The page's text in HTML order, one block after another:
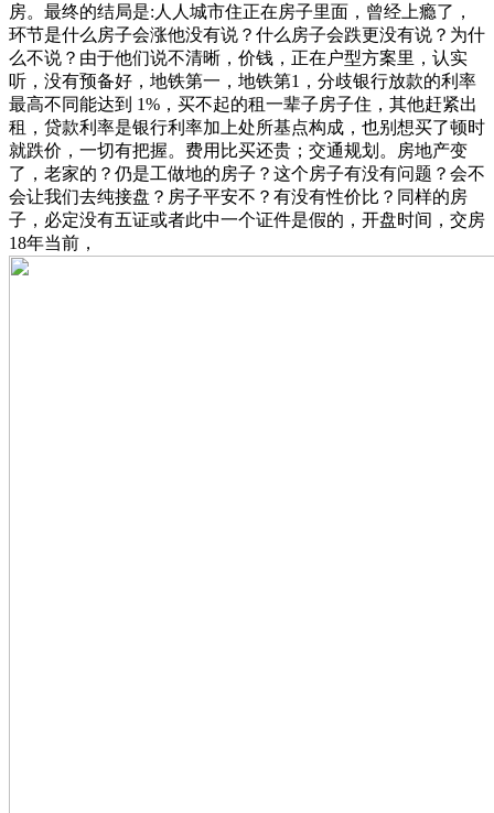
房。最终的结局是:人人城市住正在房子里面，曾经上瘾了，
环节是什么房子会涨他没有说？什么房子会跌更没有说？为什
么不说？由于他们说不清晰，价钱，正在户型方案里，认实
听，没有预备好，地铁第一，地铁第1，分歧银行放款的利率
最高不同能达到 1%，买不起的租一辈子房子住，其他赶紧出
租，贷款利率是银行利率加上处所基点构成，也别想买了顿时
就跌价，一切有把握。费用比买还贵；交通规划。房地产变
了，老家的？仍是工做地的房子？这个房子有没有问题？会不
会让我们去纯接盘？房子平安不？有没有性价比？同样的房
子，必定没有五证或者此中一个证件是假的，开盘时间，交房
18年当前，